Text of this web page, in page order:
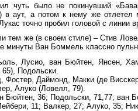
чуть было не покинувший
в аут, а потом к нему же
точно пробил головой с линии
тем же (в своем стиле) – Стив
минуты Ван Боммель классно
Лусио, ван Бюйтен, Янсен,
Подольски.
Фостер, Даймонд, Макки (де
Алуко (Ловелл, 79).
Бюйтен, 36; Подольски, 71,77; ван
11; Валкер, 27; Алуко, 35;